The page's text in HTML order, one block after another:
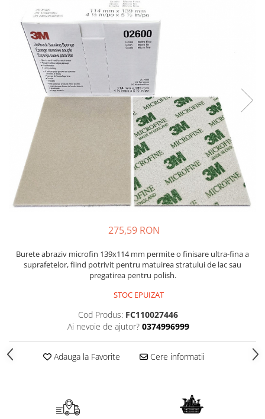
Protectie piele
Protectie vizuala
Vopsire
Sisteme si pahare PPS
Pahare de amestec
Curatare
Tinichigerie
275,59 RON
Burete abraziv microfin 139x114 mm permite o finisare ultra-fina a
suprafetelor, fiind potrivit pentru matuirea stratului de lac sau
pregatirea pentru polish.
STOC EPUIZAT
Cod Produs: FC110027446
Ai nevoie de ajutor? 0374996999
Adauga la Favorite Cere informatii